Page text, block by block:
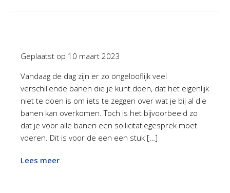
Geplaatst op 10 maart 2023
Vandaag de dag zijn er zo ongelooflijk veel
verschillende banen die je kunt doen, dat het eigenlijk
niet te doen is om iets te zeggen over wat je bij al die
banen kan overkomen. Toch is het bijvoorbeeld zo
dat je voor alle banen een sollicitatiegesprek moet
voeren. Dit is voor de een een stuk […]
Lees meer